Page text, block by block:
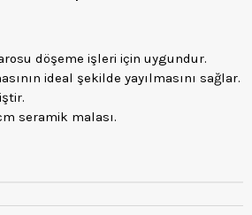
döşeme işleri için uygundur.
ideal şekilde yayılmasını sağlar.
seramik malası.